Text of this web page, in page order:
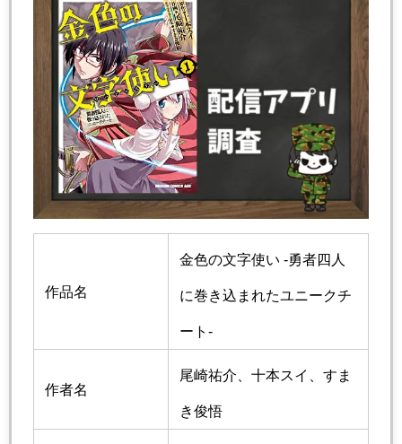
作品名
金色の文字使い -勇者四人
に巻き込まれたユニークチ
ート-
作者名
尾崎祐介、十本スイ、すま
き俊悟